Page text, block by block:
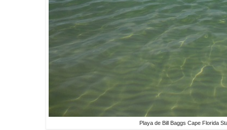
Playa de Bill Baggs Cape Florida